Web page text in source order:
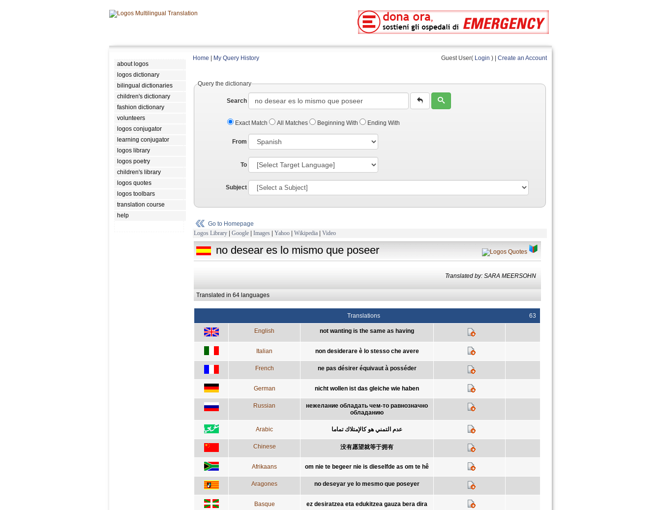
about logos
logos dictionary
bilingual dictionaries
children's dictionary
fashion dictionary
volunteers
logos conjugator
learning conjugator
logos library
logos poetry
children's library
logos quotes
logos toolbars
translation course
help
Home My Query History Guest User( Login ) | Create an Account
Query the dictionary
Search
Exact Match All Matches Beginning With Ending With
From
To
Subject
Go to Homepage
Logos Library | Google | Images | Yahoo | Wikipedia | Video
no desear es lo mismo que poseer
Translated by: SARA MEERSOHN
Translated in 64 languages
Translations 63
English not wanting is the same as having
Italian non desiderare è lo stesso che avere
French ne pas désirer équivaut à posséder
German nicht wollen ist das gleiche wie haben
Russian
нежелание обладать чем-то равнозначно
обладанию
Arabic عدم التمني هو كالإمتلاك تماما
Chinese 没有愿望就等于拥有
Afrikaans om nie te begeer nie is dieselfde as om te hê
Aragones no deseyar ye lo mesmo que poseyer
Basque ez desiratzea eta edukitzea gauza bera dira